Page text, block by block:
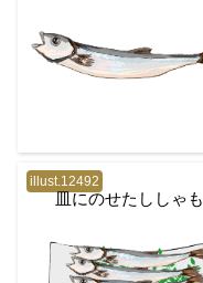
illust.12492
皿にのせたししゃも